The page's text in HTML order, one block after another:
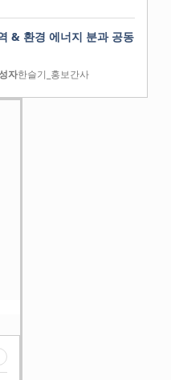
& 환경 에너지 분과 공동
자한슬기_홍보간사